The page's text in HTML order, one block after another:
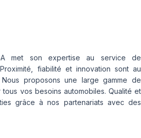
met son expertise au service de
fiabilité et innovation sont au
proposons une large gamme de
vos besoins automobiles. Qualité et
grâce à nos partenariats avec des